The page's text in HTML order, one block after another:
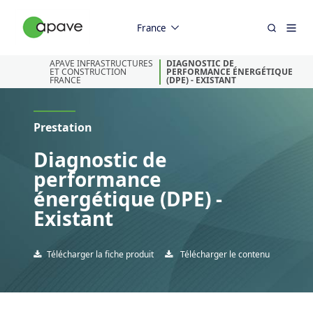
France
APAVE INFRASTRUCTURES
ET CONSTRUCTION
FRANCE
DIAGNOSTIC DE
PERFORMANCE ÉNERGÉTIQUE
(DPE) - EXISTANT
Prestation
Diagnostic de
performance
énergétique (DPE) -
Existant
Télécharger la fiche produit Télécharger le contenu